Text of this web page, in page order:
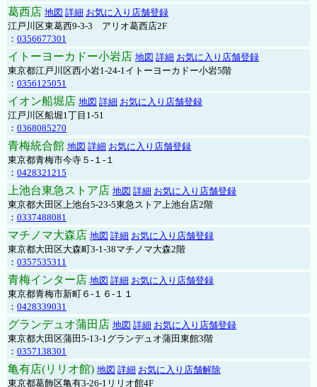
葛西店 地図 詳細 お気に入り店舗登録
江戸川区東葛西9-3-3 アリオ葛西店2F
： 0356677301
イトーヨーカドー小岩店 地図 詳細 お気に入り店舗登録
東京都江戸川区西小岩1-24-1イトーヨーカドー小岩5階
： 0356125051
イオン船堀店 地図 詳細 お気に入り店舗登録
江戸川区船堀1丁目1-51
： 0368085270
青梅統合館 地図 詳細 お気に入り店舗登録
東京都青梅市今寺５-１-１
： 0428321215
上池台東急ストア店 地図 詳細 お気に入り店舗登録
東京都大田区上池台5-23-5東急ストア上池台店2階
： 0337488081
マチノマ大森店 地図 詳細 お気に入り店舗登録
東京都大田区大森町3-1-38マチノマ大森2階
： 0357535311
青梅インター店 地図 詳細 お気に入り店舗登録
東京都青梅市新町６-１６-１１
： 0428339031
グランデュオ蒲田店 地図 詳細 お気に入り店舗登録
東京都大田区蒲田5-13-1グランデュオ蒲田東館3階
： 0357138301
亀有店(リリオ館) 地図 詳細 お気に入り店舗解除
東京都葛飾区亀有3-26-1リリオ館4F